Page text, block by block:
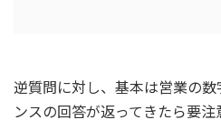
逆質問に対し、基本は営業の
ンスの回答が返ってきたら要注